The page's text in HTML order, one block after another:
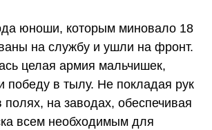
юноши, которым миновало 18
на службу и ушли на фронт.
целая армия мальчишек,
победу в тылу. Не покладая рук
полях, на заводах, обеспечивая
всем необходимым для